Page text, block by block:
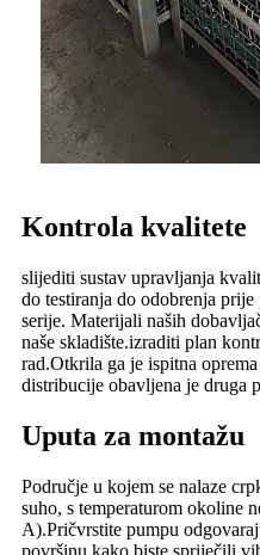
Kontrola kvalitete
slijediti sustav upravljanja
do testiranja do odobrenja
serije. Materijali naših
naše skladište.izraditi plan
rad.Otkrila ga je ispitna
distribucije obavljena je druga
Uputa za montažu
Područje u kojem se nalaze
suho, s temperaturom okoline
A).Pričvrstite pumpu
površinu kako biste spriječili